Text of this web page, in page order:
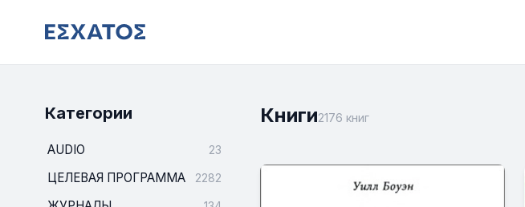
Категории
AUDIO 23
ЦЕЛЕВАЯ ПРОГРАММА 2282
Книги2176 книг